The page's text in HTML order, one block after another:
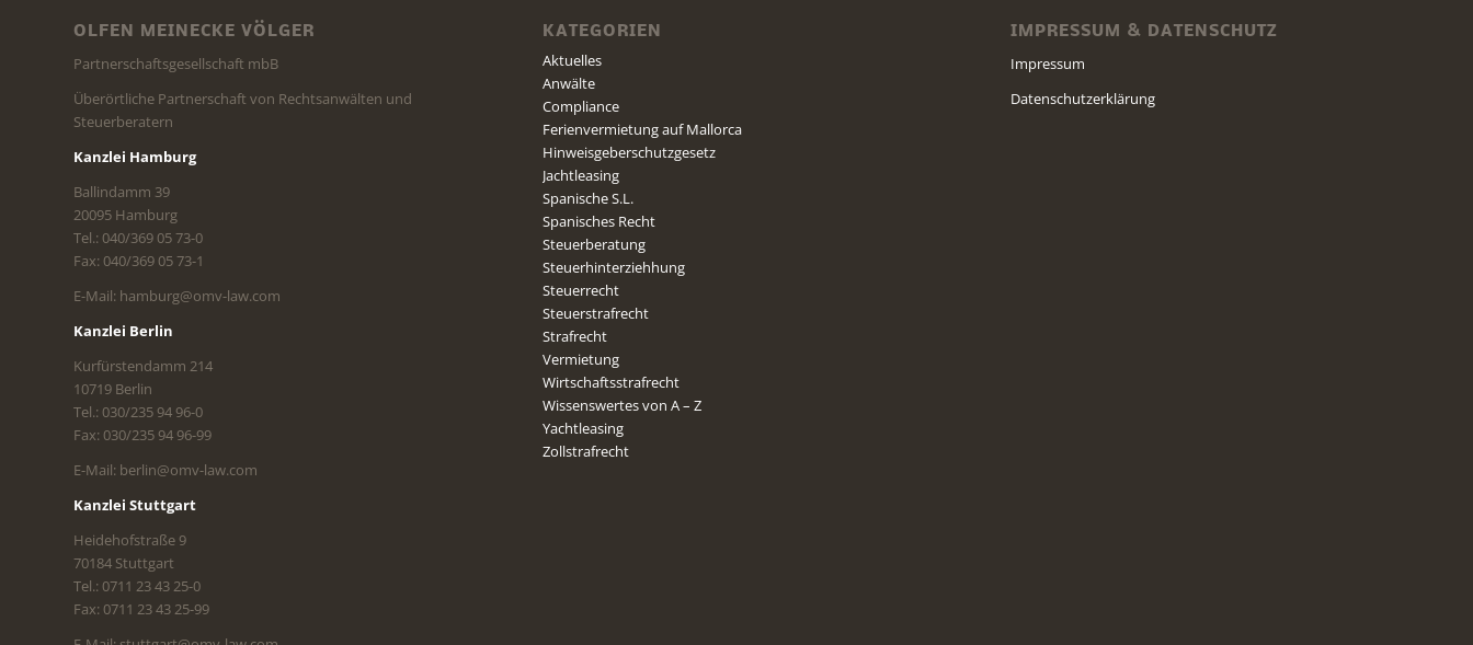
OLFEN MEINECKE VÖLGER
Partnerschaftsgesellschaft mbB
Überörtliche Partnerschaft von Rechtsanwälten und
Steuerberatern
Kanzlei Hamburg
Ballindamm 39
20095 Hamburg
Tel.: 040/369 05 73-0
Fax: 040/369 05 73-1
E-Mail: hamburg@omv-law.com
Kanzlei Berlin
Kurfürstendamm 214
10719 Berlin
Tel.: 030/235 94 96-0
Fax: 030/235 94 96-99
E-Mail: berlin@omv-law.com
Kanzlei Stuttgart
Heidehofstraße 9
70184 Stuttgart
Tel.: 0711 23 43 25-0
Fax: 0711 23 43 25-99
KATEGORIEN
Aktuelles
Anwälte
Compliance
Ferienvermietung auf Mallorca
Hinweisgeberschutzgesetz
Jachtleasing
Spanische S.L.
Spanisches Recht
Steuerberatung
Steuerhinterziehhung
Steuerrecht
Steuerstrafrecht
Strafrecht
Vermietung
Wirtschaftsstrafrecht
Wissenswertes von A – Z
Yachtleasing
Zollstrafrecht
IMPRESSUM & DATENSCHUTZ
Impressum
Datenschutzerklärung